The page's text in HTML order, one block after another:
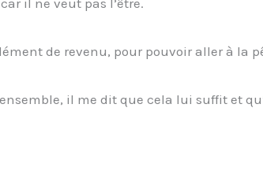
il ne veut pas l’être.
de revenu, pour pouvoir aller à la
il me dit que cela lui suffit et